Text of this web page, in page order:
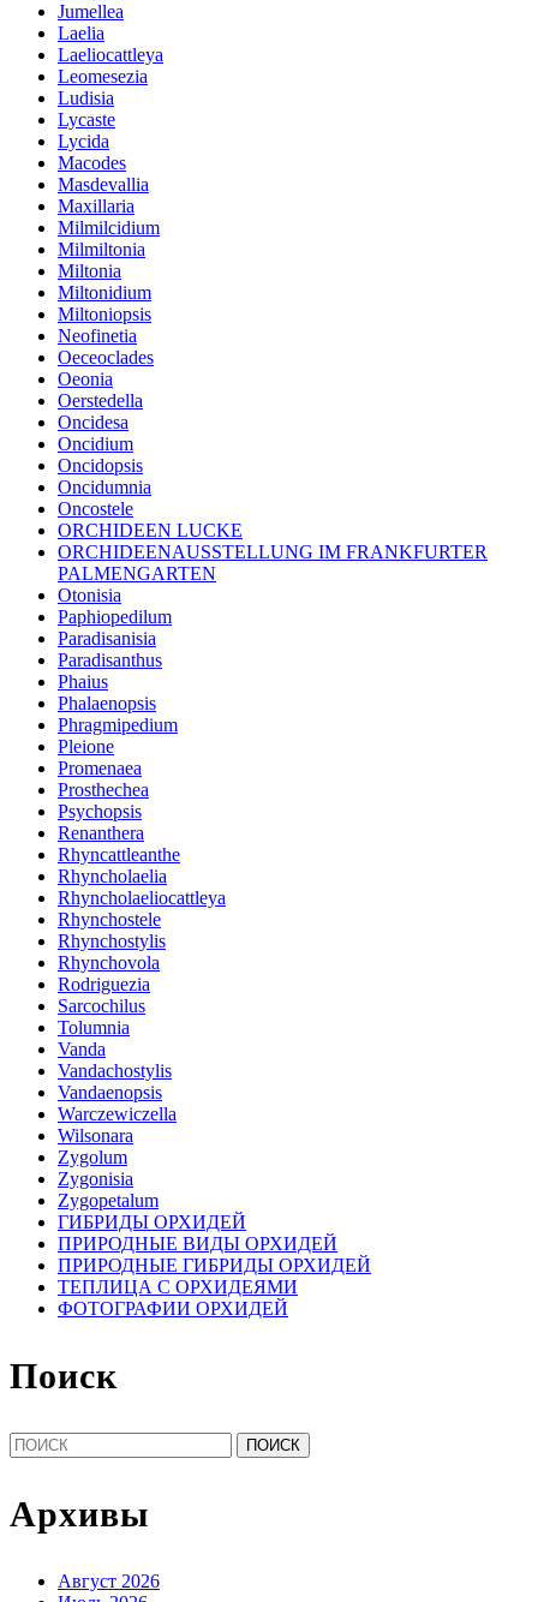
Jumellea
Laelia
Laeliocattleya
Leomesezia
Ludisia
Lycaste
Lycida
Macodes
Masdevallia
Maxillaria
Milmilcidium
Milmiltonia
Miltonia
Miltonidium
Miltoniopsis
Neofinetia
Oeceoclades
Oeonia
Oerstedella
Oncidesa
Oncidium
Oncidopsis
Oncidumnia
Oncostele
ORCHIDEEN LUCKE
ORCHIDEENAUSSTELLUNG IM FRANKFURTER
PALMENGARTEN
Otonisia
Paphiopedilum
Paradisanisia
Paradisanthus
Phaius
Phalaenopsis
Phragmipedium
Pleione
Promenaea
Prosthechea
Psychopsis
Renanthera
Rhyncattleanthe
Rhyncholaelia
Rhyncholaeliocattleya
Rhynchostele
Rhynchostylis
Rhynchovola
Rodriguezia
Sarcochilus
Tolumnia
Vanda
Vandachostylis
Vandaenopsis
Warczewiczella
Wilsonara
Zygolum
Zygonisia
Zygopetalum
ГИБРИДЫ ОРХИДЕЙ
ПРИРОДНЫЕ ВИДЫ ОРХИДЕЙ
ПРИРОДНЫЕ ГИБРИДЫ ОРХИДЕЙ
ТЕПЛИЦА С ОРХИДЕЯМИ
ФОТОГРАФИИ ОРХИДЕЙ
Поиск
Найти:
Архивы
Август 2026